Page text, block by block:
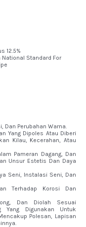
12.5%
National Standard For
Dan Perubahan Warna.
Yang Dipoles Atau Diberi
Kilau, Kecerahan, Atau
Pameran Dagang, Dan
Unsur Estetis Dan Daya
Seni, Instalasi Seni, Dan
Terhadap Korosi Dan
Dan Diolah Sesuai
Yang Digunakan Untuk
Polesan, Lapisan